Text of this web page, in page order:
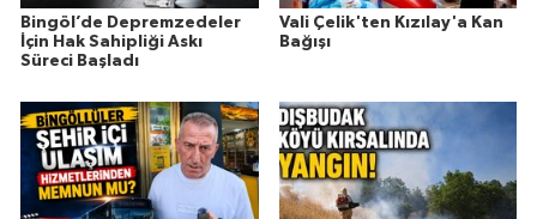
Bingöl’de Depremzedeler
İçin Hak Sahipliği Askı
Süreci Başladı
Vali Çelik'ten Kızılay'a Kan
Bağışı